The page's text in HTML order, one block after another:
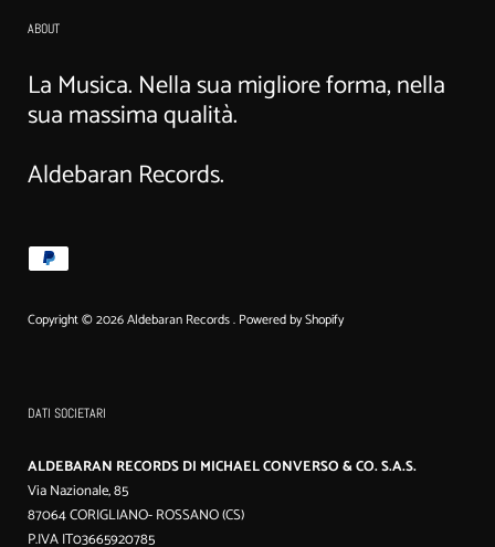
ABOUT
La Musica. Nella sua migliore forma, nella
sua massima qualità.
Aldebaran Records.
Copyright © 2026Aldebaran Records. Powered by Shopify
DATI SOCIETARI
ALDEBARAN RECORDS DI MICHAEL CONVERSO & CO. S.A.S.
Via Nazionale, 85
87064 CORIGLIANO- ROSSANO (CS)
P.IVA IT03665920785